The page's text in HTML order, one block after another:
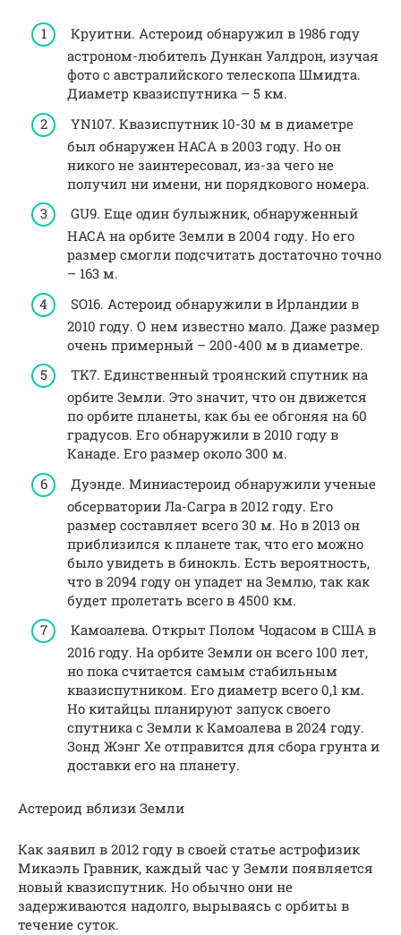
Круитни. Астероид обнаружил в 1986 году
астроном-любитель Дункан Уалдрон, изучая
фото с австралийского телескопа Шмидта.
Диаметр квазиспутника – 5 км.
YN107. Квазиспутник 10-30 м в диаметре
был обнаружен НАСА в 2003 году. Но он
никого не заинтересовал, из-за чего не
получил ни имени, ни порядкового номера.
GU9. Еще один булыжник, обнаруженный
НАСА на орбите Земли в 2004 году. Но его
размер смогли подсчитать достаточно точно
– 163 м.
SO16. Астероид обнаружили в Ирландии в
2010 году. О нем известно мало. Даже размер
очень примерный – 200-400 м в диаметре.
TK7. Единственный троянский спутник на
орбите Земли. Это значит, что он движется
по орбите планеты, как бы ее обгоняя на 60
градусов. Его обнаружили в 2010 году в
Канаде. Его размер около 300 м.
Дуэнде. Миниастероид обнаружили ученые
обсерватории Ла-Сагра в 2012 году. Его
размер составляет всего 30 м. Но в 2013 он
приблизился к планете так, что его можно
было увидеть в бинокль. Есть вероятность,
что в 2094 году он упадет на Землю, так как
будет пролетать всего в 4500 км.
Камоалева. Открыт Полом Чодасом в США в
2016 году. На орбите Земли он всего 100 лет,
но пока считается самым стабильным
квазиспутником. Его диаметр всего 0,1 км.
Но китайцы планируют запуск своего
спутника с Земли к Камоалева в 2024 году.
Зонд Жэнг Хе отправится для сбора грунта и
доставки его на планету.
Астероид вблизи Земли
Как заявил в 2012 году в своей статье астрофизик
Микаэль Гравник, каждый час у Земли появляется
новый квазиспутник. Но обычно они не
задерживаются надолго, вырываясь с орбиты в
течение суток.